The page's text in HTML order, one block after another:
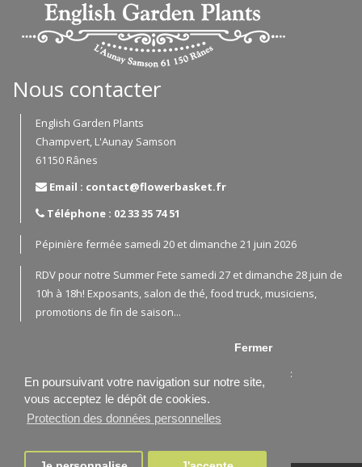
En poursuivant votre navigation sur notre site,
vous acceptez le dépôt de cookies.
Protection des données personnelles
Fermer
Nous contacter
English Garden Plants
Champvert, L'Aunay Samson
61150 Rânes
Email : contact@flowerbasket.fr
Téléphone : 02 33 35 74 51
Pépinière fermée samedi 20 et dimanche 21 juin 2026
RDV pour notre Summer Fete samedi 27 et dimanche 28 juin de
10h à 18h! Exposants, salon de thé, food truck, musiciens,
promotions de fin de saison...
En cas de besoin, merci de nous contacter par email:
contact@flowerbasket.fr
ou téléphone 02 33 35 74 51 / 06 72 22 86 04